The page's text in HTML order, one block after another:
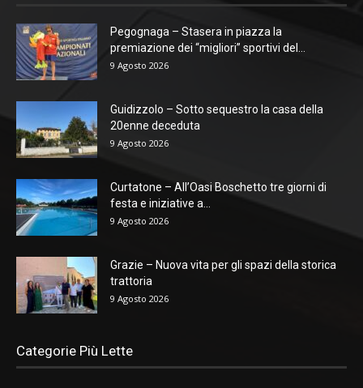
Pegognaga – Stasera in piazza la
premiazione dei “migliori” sportivi del...
9 Agosto 2026
Guidizzolo – Sotto sequestro la casa della
20enne deceduta
9 Agosto 2026
Curtatone – All’Oasi Boschetto tre giorni di
festa e iniziative a...
9 Agosto 2026
Grazie – Nuova vita per gli spazi della storica
trattoria
9 Agosto 2026
Categorie Più Lette